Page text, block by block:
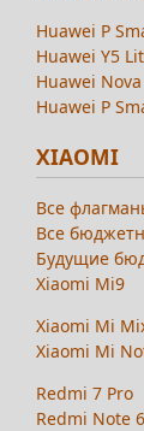
Huawei P
Huawei Y5
Huawei
Huawei P
XIAOMI
Все
Все
Будущие
Xiaomi Mi9
Xiaomi Mi
Xiaomi Mi
Redmi 7 Pro
Redmi Note